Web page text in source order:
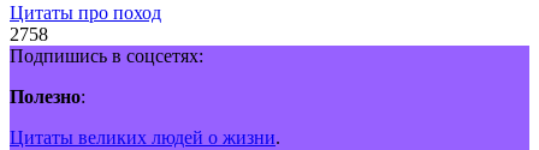
Цитаты про поход
2758
Подпишись в соцсетях:
Полезно:
Цитаты великих людей о жизни.